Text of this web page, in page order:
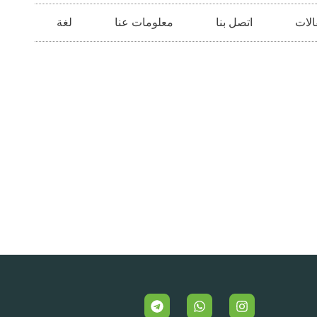
اتصل بنا معلومات عنا لغة